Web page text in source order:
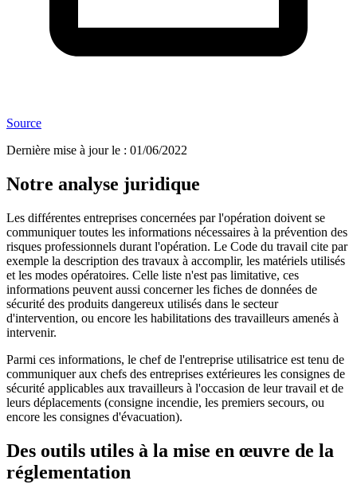
Source
Dernière mise à jour le : 01/06/2022
Notre analyse juridique
Les différentes entreprises concernées par l'opération doivent se
communiquer toutes les informations nécessaires à la prévention des
risques professionnels durant l'opération. Le Code du travail cite par
exemple la description des travaux à accomplir, les matériels utilisés
et les modes opératoires. Celle liste n'est pas limitative, ces
informations peuvent aussi concerner les fiches de données de
sécurité des produits dangereux utilisés dans le secteur
d'intervention, ou encore les habilitations des travailleurs amenés à
intervenir.
Parmi ces informations, le chef de l'entreprise utilisatrice est tenu de
communiquer aux chefs des entreprises extérieures les consignes de
sécurité applicables aux travailleurs à l'occasion de leur travail et de
leurs déplacements (consigne incendie, les premiers secours, ou
encore les consignes d'évacuation).
Des outils utiles à la mise en œuvre de la
réglementation